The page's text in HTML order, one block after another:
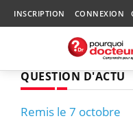
INSCRIPTION CONNEXION
QUESTION D'ACTU
Remis le 7 octobre